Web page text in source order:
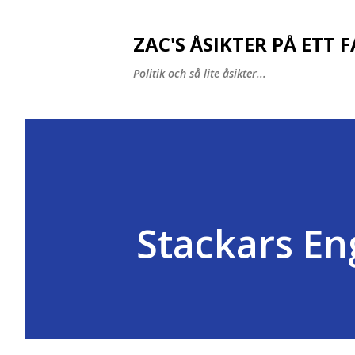
ZAC'S ÅSIKTER PÅ ETT
Politik och så lite åsikter...
Stackars